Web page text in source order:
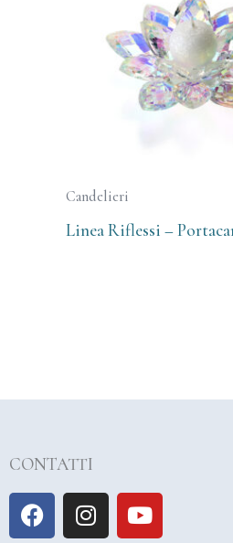
Candelieri
Linea Riflessi –
CONTATTI
F
a
I
n
Y
o